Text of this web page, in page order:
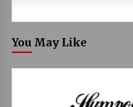
You May Like